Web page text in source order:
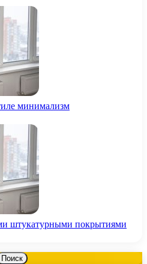
минимализм
штукатурными покрытиями